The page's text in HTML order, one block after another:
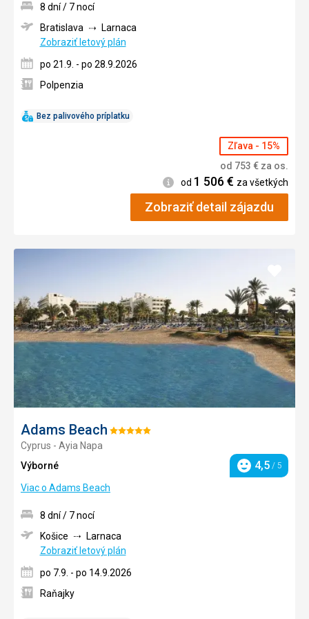
Bez palivového príplatku
8 dní / 7 nocí
Bratislava
Larnaca
Zobraziť letový plán
po 21.9. - po 28.9.2026
Polpenzia
Zľava - 15%
od 753 € za os.
Informácie
od 1 506€ za všetkých
Zobraziť detail zájazdu
Adams Beach Hodnotenie:
Cyprus - Ayia Napa
Výborné
Hodnotenie
4,5 / 5
Viac o Adams Beach
8 dní / 7 nocí
Košice
Larnaca
Zobraziť letový plán
po 7.9. - po 14.9.2026
Raňajky